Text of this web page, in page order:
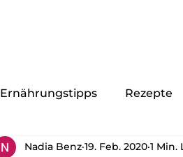
Ernährungstipps Rezepte
Nadia Benz 19. Feb. 2020 1 Min.